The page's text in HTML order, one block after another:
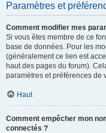
Paramètres et
Comment modifier mes
Si vous êtes membre de ce
base de données. Pour les
(généralement ce lien est
haut des pages du forum).
paramètres et préférences de
Haut
Comment empêcher mon
connectés ?